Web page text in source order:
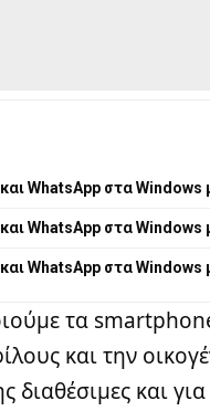
WhatsApp στα
WhatsApp στα
WhatsApp στα
τα
και την
διαθέσιμες και